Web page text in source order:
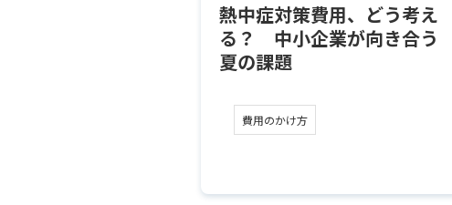
熱中症対策費用、どう考え
る？ 中小企業が向き合う
夏の課題
費用のかけ方